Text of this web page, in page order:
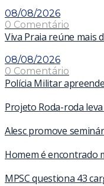
08/08/2026
0 Comentário
Viva Praia reúne mais
08/08/2026
0 Comentário
Polícia Militar
Projeto Roda-roda
Alesc promove
Homem é encontrado
MPSC questiona 43